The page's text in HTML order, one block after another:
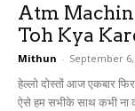
Atm
Toh Kya
Mithun - September 6,
हेल्लो दोस्तों आज एकबार
ऐसे हम सभीके साथ कभी ना